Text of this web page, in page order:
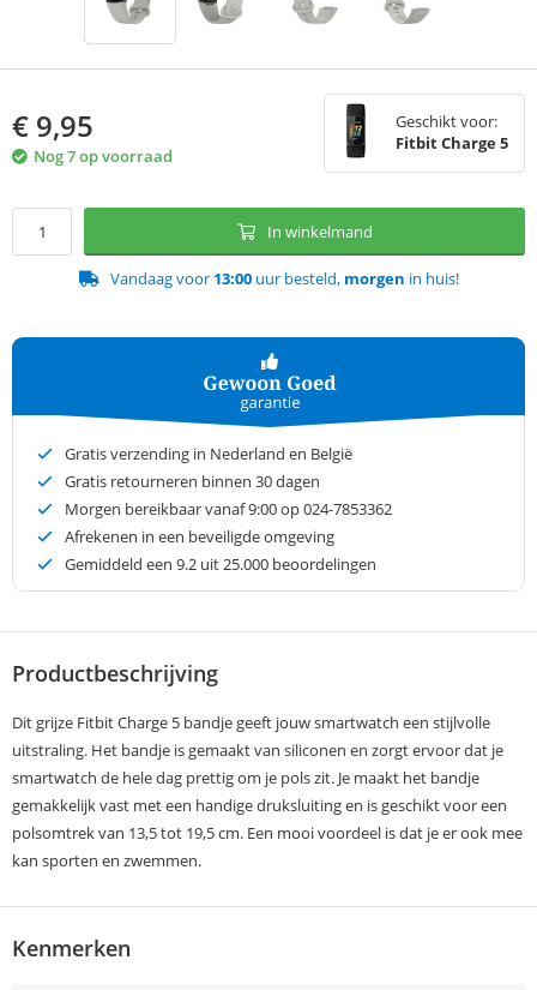
€ 9,95
Nog 7 op voorraad
Geschikt voor:
Fitbit Charge 5
In winkelmand
Vandaag voor 13:00uur besteld, morgen in huis!
Gratis verzending in Nederland en België
Gratis retourneren binnen 30 dagen
Morgen bereikbaar vanaf 9:00 op 024-7853362
Afrekenen in een beveiligde omgeving
Gemiddeld een 9.2 uit 25.000 beoordelingen
Productbeschrijving
Dit grijze Fitbit Charge 5 bandje geeft jouw smartwatch een stijlvolle
uitstraling. Het bandje is gemaakt van siliconen en zorgt ervoor dat je
smartwatch de hele dag prettig om je pols zit. Je maakt het bandje
gemakkelijk vast met een handige druksluiting en is geschikt voor een
polsomtrek van 13,5 tot 19,5 cm. Een mooi voordeel is dat je er ook mee
kan sporten en zwemmen.
Kenmerken